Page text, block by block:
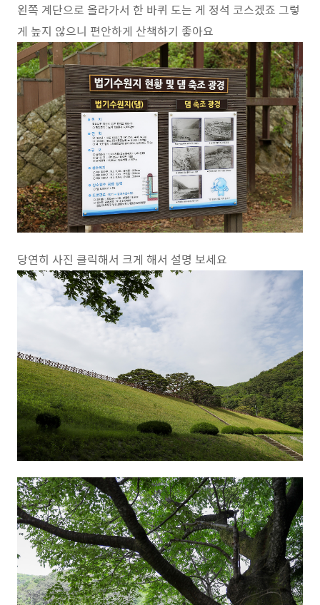
왼쪽 계단으로 올라가서 한 바퀴 도는 게 정석 코스겠죠 그렇
게 높지 않으니 편안하게 산책하기 좋아요
당연히 사진 클릭해서 크게 해서 설명 보세요